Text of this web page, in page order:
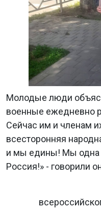
Молодые люди
военные ежедневно
Сейчас им и членам
всесторонняя
и мы едины! Мы одна
Россия!» - говорили